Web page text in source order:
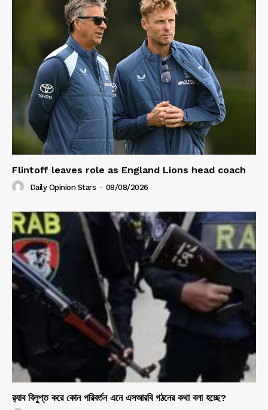
Flintoff leaves role as England Lions head coach
Daily Opinion Stars - 08/08/2026
র‍্যাব বিলুপ্ত করে কোন পরিবর্তন এনে এসআরবি গঠনের কথা বলা হচ্ছে?